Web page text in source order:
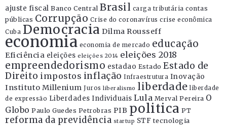
ajuste fiscal Banco Central Brasil carga tributária contas
públicas Corrupção Crise do coronavírus crise econômica
Cuba Democracia Dilma Rousseff
economia economia de mercado educação
Eficiência eleições eleições 2014 eleições 2018
empreendedorismo estadao Estado Estado de
Direito impostos inflação Infraestrutura Inovação
Instituto Millenium Juros liberalismo liberdade liberdade
de expressão Liberdades Individuais Lula Merval Pereira O
Globo Paulo Guedes Petrobras PIB politica PT
reforma da previdência startup STF tecnologia